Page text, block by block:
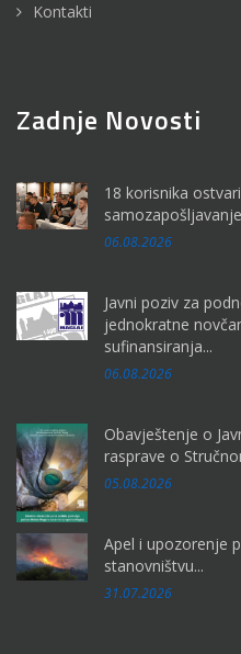
Kontakti
Zadnje Novosti
18 korisnika
06.08.2026
Javni poziv za
jednokratne
sufinansiranja...
06.08.2026
Obavještenje o
rasprave o
05.08.2026
Apel i upozorenje
stanovništvu...
31.07.2026